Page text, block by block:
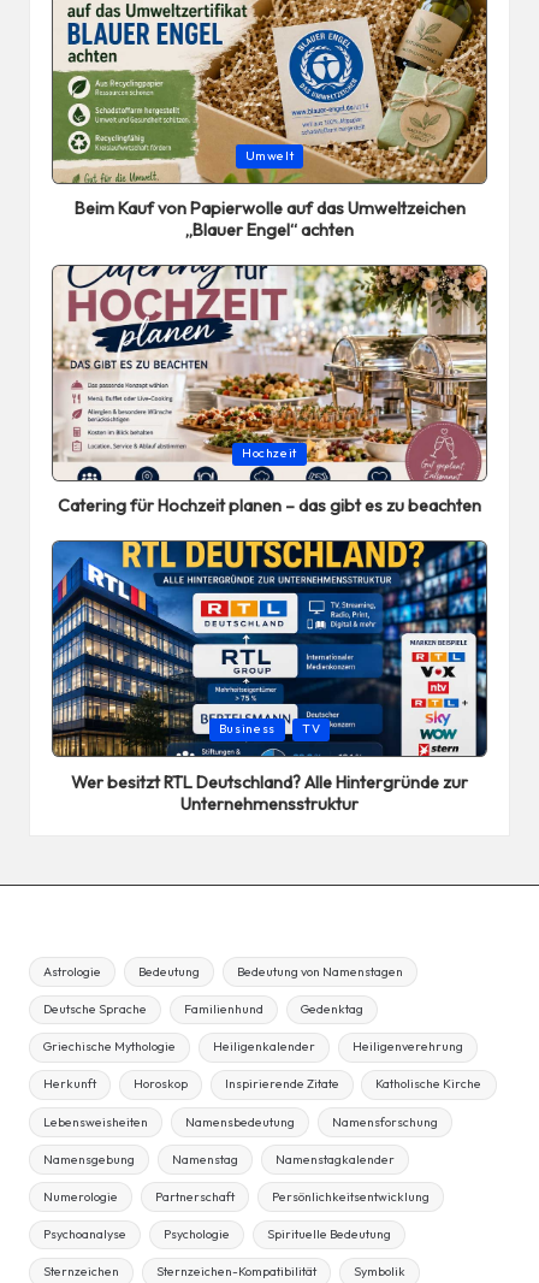
Posted
in
Umwelt
Beim Kauf von Papierwolle auf das Umweltzeichen
„Blauer Engel“ achten
Posted
in
Hochzeit
Catering für Hochzeit planen – das gibt es zu beachten
Posted
in
Business TV
Wer besitzt RTL Deutschland? Alle Hintergründe zur
Unternehmensstruktur
Astrologie Bedeutung Bedeutung von Namenstagen
Deutsche Sprache Familienhund Gedenktag
Griechische Mythologie Heiligenkalender Heiligenverehrung
Herkunft Horoskop Inspirierende Zitate Katholische Kirche
Lebensweisheiten Namensbedeutung Namensforschung
Namensgebung Namenstag Namenstagkalender
Numerologie Partnerschaft Persönlichkeitsentwicklung
Psychoanalyse Psychologie Spirituelle Bedeutung
Sternzeichen Sternzeichen-Kompatibilität Symbolik